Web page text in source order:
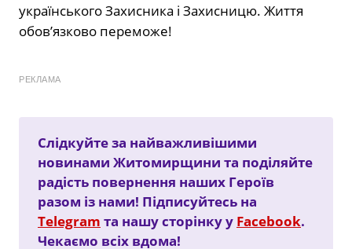
українського Захисника і Захисницю. Життя
обов’язково переможе!
РЕКЛАМА
Слідкуйте за найважливішими
новинами Житомирщини та поділяйте
радість повернення наших Героїв
разом із нами! Підписуйтесь на
Telegram та нашу сторінку у Facebook.
Чекаємо всіх вдома!